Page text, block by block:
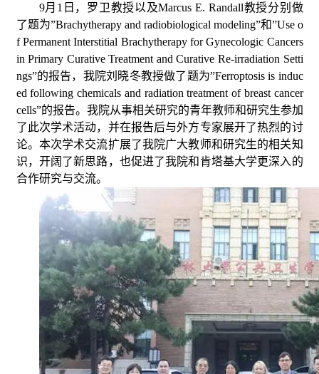
9月 1 日，罗卫教授以及Marcus E. Randall教授分别做
了题为”Brachytherapy and radiobiological modeling”和”Use o
f Permanent Interstitial Brachytherapy for Gynecologic Cancers
in Primary Curative Treatment and Curative Re-irradiation Setti
ngs”的报告，我院刘晓冬教授做了题为”Ferroptosis is induc
ed following chemicals and radiation treatment of breast cancer
cells”的报告。我院从事相关研究的青年教师和研究生参加
了此次学术活动，并在报告后与外方专家展开了热烈的讨
论。本次学术交流扩展了我院广大教师和研究生的相关知
识，开阔了新思路，也促进了我院和肯塔基大学更深入的
合作研究与交流。